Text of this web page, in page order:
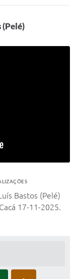
(Pelé)
Bastos (Pelé)
17-11-2025.